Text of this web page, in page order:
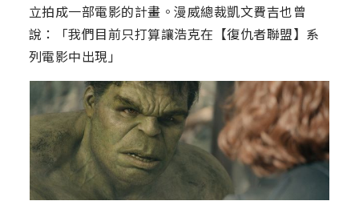
立拍成一部電影的計畫。漫威總裁凱文費吉也曾
說：「我們目前只打算讓浩克在【復仇者聯盟】系
列電影中出現」